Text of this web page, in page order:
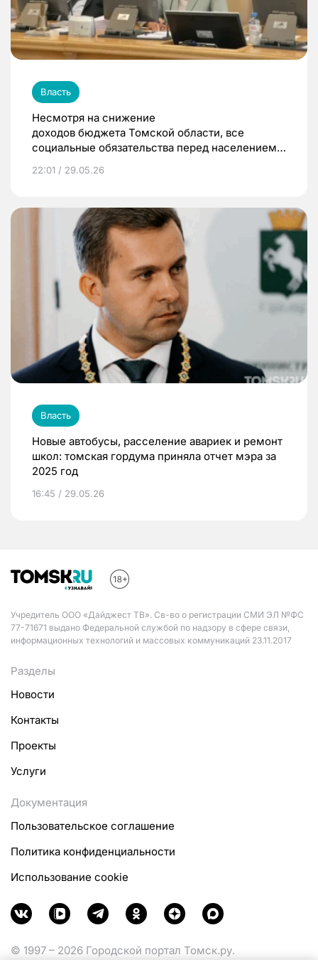
Власть
Несмотря на снижение
доходов бюджета Томской области, все
социальные обязательства перед населением
22:01 / 29.05.26
Власть
Новые автобусы, расселение авариек и ремонт
школ: томская гордума приняла отчет мэра за
2025 год
16:45 / 29.05.26
Учредитель ООО «Дайджест ТВ». Св-во о регистрации СМИ ЭЛ №ФС
77-71671 выдано Федеральной службой по надзору в сфере связи,
информационных технологий и массовых коммуникаций 23.11.2017
Разделы
Новости
Контакты
Проекты
Услуги
Документация
Пользовательское соглашение
Политика конфиденциальности
Использование cookie
© 1997 – 2026 Городской портал Томск.ру.